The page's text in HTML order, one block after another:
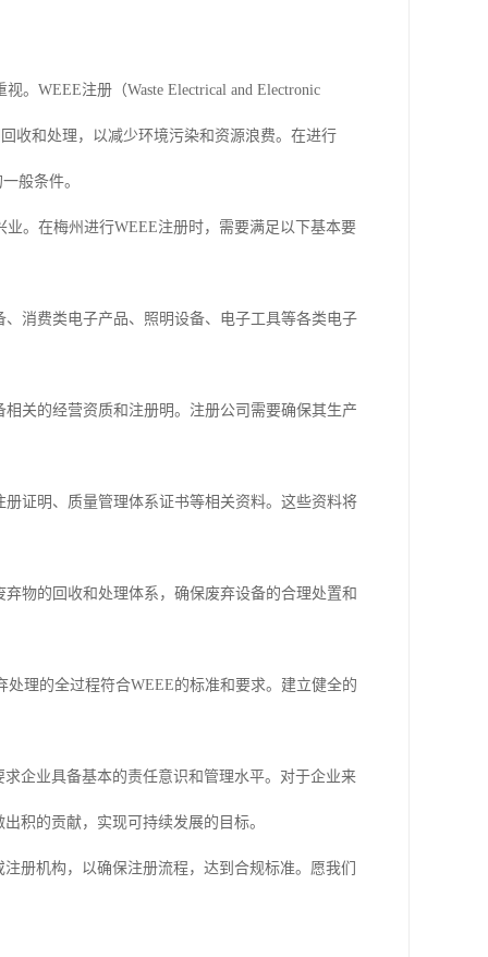
。WEEE注册（Waste Electrical and Electronic
收和处理，以减少环境污染和资源浪费。在进行
般条件。
。在梅州进行WEEE注册时，需要满足以下基本要
消费类电子产品、照明设备、电子工具等各类电子
关的经营资质和注册明。注册公司需要确保其生产
证明、质量管理体系证书等相关资料。这些资料将
物的回收和处理体系，确保废弃设备的合理处置和
理的全过程符合WEEE的标准和要求。建立健全的
企业具备基本的责任意识和管理水平。对于企业来
积的贡献，实现可持续发展的目标。
册机构，以确保注册流程，达到合规标准。愿我们